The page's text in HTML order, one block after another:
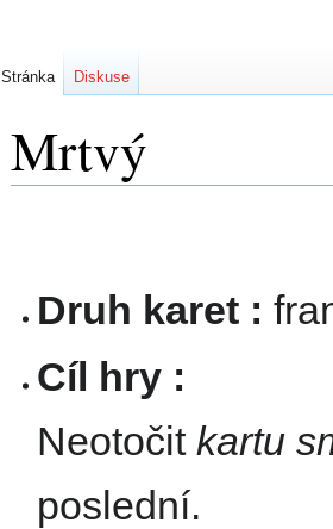
Mrtvý
Druh karet :
Cíl hry :
Neotočitkartu
poslední.
Stránka Diskuse